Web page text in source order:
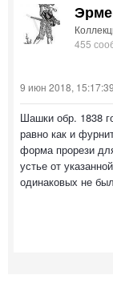
455
9 июн 2018, 15:17:39
Шашки обр. 1838
равно как и
форма прорези
устье от
одинаковых не